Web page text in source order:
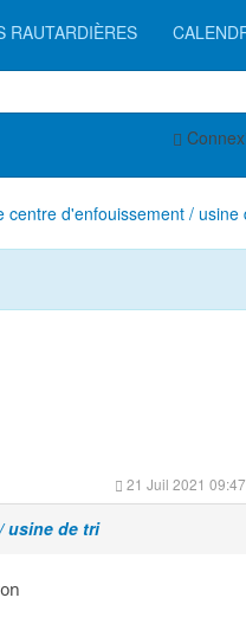
RAUTARDIÈRES
centre d'enfouissement / usine
21 Juil 2021 09:47
usine de tri